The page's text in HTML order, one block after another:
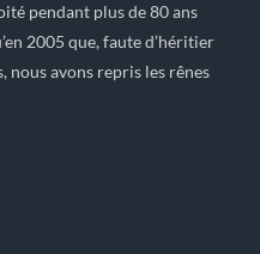
pendant plus de 80 ans
2005 que, faute d’héritier
nous avons repris les rênes